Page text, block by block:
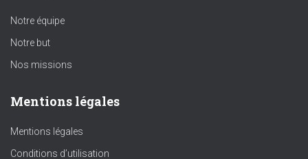
Notre équipe
Notre but
Nos missions
Mentions légales
Mentions légales
Conditions d’utilisation